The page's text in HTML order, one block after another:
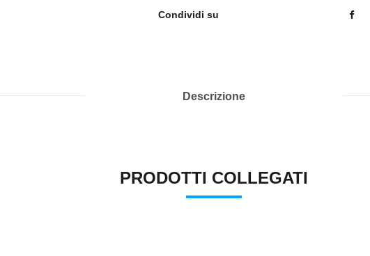
Condividi su
Descrizione
PRODOTTI COLLEGATI